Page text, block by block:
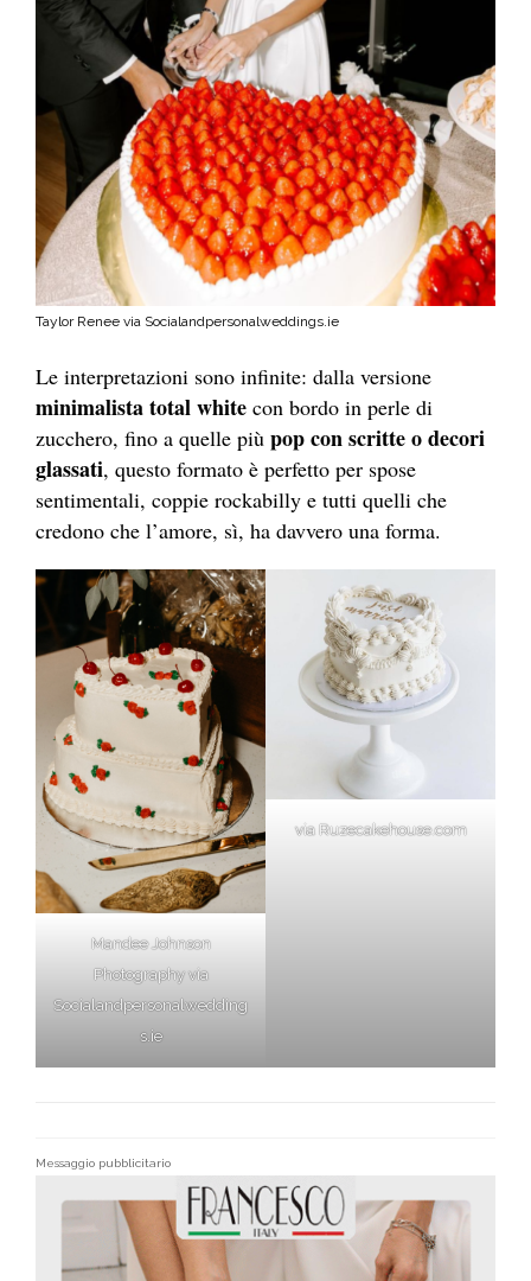
Taylor Renee via Socialandpersonalweddings.ie
Le interpretazioni sono infinite: dalla versione
minimalista total white con bordo in perle di
zucchero, fino a quelle più pop con scritte o decori
glassati, questo formato è perfetto per spose
sentimentali, coppie rockabilly e tutti quelli che
credono che l’amore, sì, ha davvero una forma.
Mandee Johnson
Photography via
Socialandpersonalwedding
s.ie
via Ruzecakehouse.com
Messaggio pubblicitario